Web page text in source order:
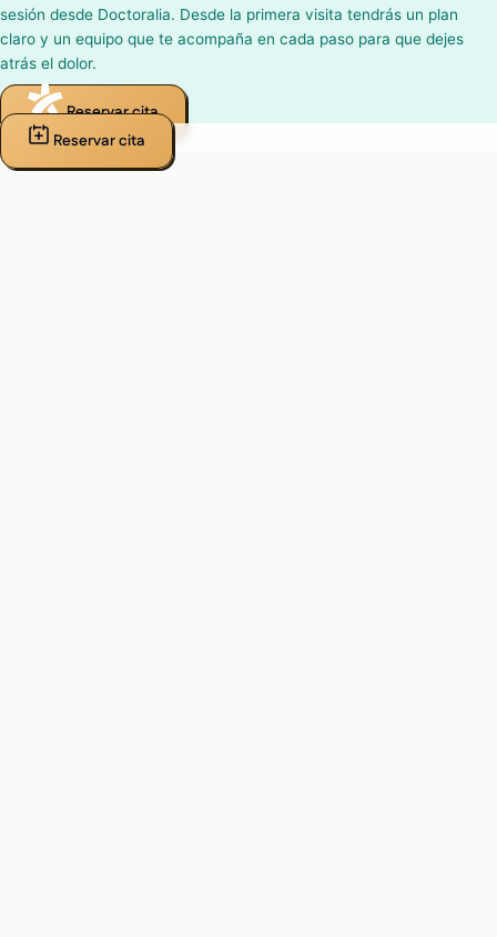
sesión desde Doctoralia. Desde la primera visita tendrás un plan
claro y un equipo que te acompaña en cada paso para que dejes
atrás el dolor.
Reservar cita
Reservar cita